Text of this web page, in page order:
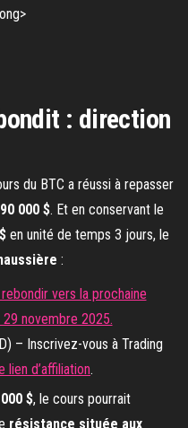
: direction
du BTC a réussi à repasser
90 000 $. Et en conservant le
en unité de temps 3 jours, le
:
– Inscrivez-vous à Trading
lien d’affiliation.
$, le cours pourrait
résistance située aux